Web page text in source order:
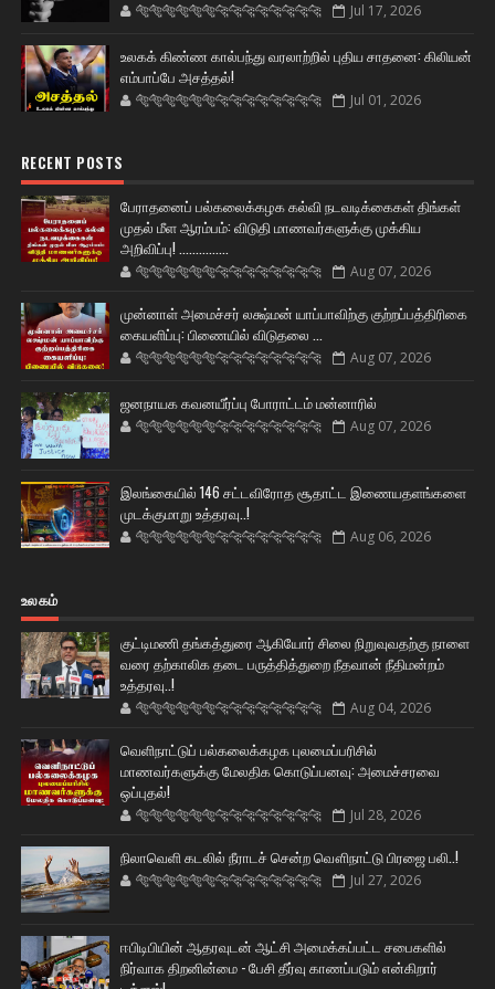
🐅🐅🐅🐅🐅🐅🐆🐆🐆🐆🐆🐆🐆🐆 Jul 17, 2026
உலகக் கிண்ண கால்பந்து வரலாற்றில் புதிய சாதனை: கிலியன்
எம்பாப்பே அசத்தல்!
🐅🐅🐅🐅🐅🐅🐆🐆🐆🐆🐆🐆🐆🐆 Jul 01, 2026
RECENT POSTS
பேராதனைப் பல்கலைக்கழக கல்வி நடவடிக்கைகள் திங்கள்
முதல் மீள ஆரம்பம்: விடுதி மாணவர்களுக்கு முக்கிய
அறிவிப்பு! ...............
🐅🐅🐅🐅🐅🐅🐆🐆🐆🐆🐆🐆🐆🐆 Aug 07, 2026
முன்னாள் அமைச்சர் லக்ஷ்மன் யாப்பாவிற்கு குற்றப்பத்திரிகை
கையளிப்பு: பிணையில் விடுதலை ...
🐅🐅🐅🐅🐅🐅🐆🐆🐆🐆🐆🐆🐆🐆 Aug 07, 2026
ஜனநாயக கவனயீர்ப்பு போராட்டம் மன்னாரில்
🐅🐅🐅🐅🐅🐅🐆🐆🐆🐆🐆🐆🐆🐆 Aug 07, 2026
இலங்கையில் 146 சட்டவிரோத சூதாட்ட இணையதளங்களை
முடக்குமாறு உத்தரவு..!
🐅🐅🐅🐅🐅🐅🐆🐆🐆🐆🐆🐆🐆🐆 Aug 06, 2026
உலகம்
குட்டிமணி தங்கத்துரை ஆகியோர் சிலை நிறுவுவதற்கு நாளை
வரை தற்காலிக தடை பருத்தித்துறை நீதவான் நீதிமன்றம்
உத்தரவு..!
🐅🐅🐅🐅🐅🐅🐆🐆🐆🐆🐆🐆🐆🐆 Aug 04, 2026
வெளிநாட்டுப் பல்கலைக்கழக புலமைப்பரிசில்
மாணவர்களுக்கு மேலதிக கொடுப்பனவு: அமைச்சரவை
ஒப்புதல்!
🐅🐅🐅🐅🐅🐅🐆🐆🐆🐆🐆🐆🐆🐆 Jul 28, 2026
நிலாவெளி கடலில் நீராடச் சென்ற வௌிநாட்டு பிரஜை பலி..!
🐅🐅🐅🐅🐅🐅🐆🐆🐆🐆🐆🐆🐆🐆 Jul 27, 2026
ஈபிடிபியின் ஆதரவுடன் ஆட்சி அமைக்கப்பட்ட சபைகளில்
நிர்வாக திறனின்மை - பேசி தீர்வு காணப்படும் என்கிறார்